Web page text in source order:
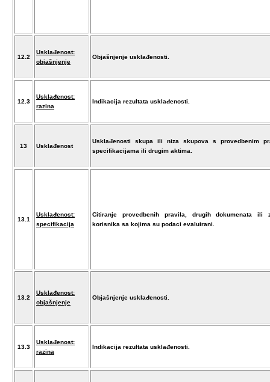
12.2
Usklađenost:
objašnjenje
Objašnjenje usklađenosti.
12.3
Usklađenost:
razina
Indikacija rezultata usklađenosti.
13 Usklađenost
Usklađenosti skupa ili niza skupova s provedbenim
specifikacijama ili drugim aktima.
13.1
Usklađenost:
specifikacija
Citiranje provedbenih pravila, drugih dokumenata ili
korisnika sa kojima su podaci evaluirani.
13.2
Usklađenost:
objašnjenje
Objašnjenje usklađenosti.
13.3
Usklađenost:
razina
Indikacija rezultata usklađenosti.